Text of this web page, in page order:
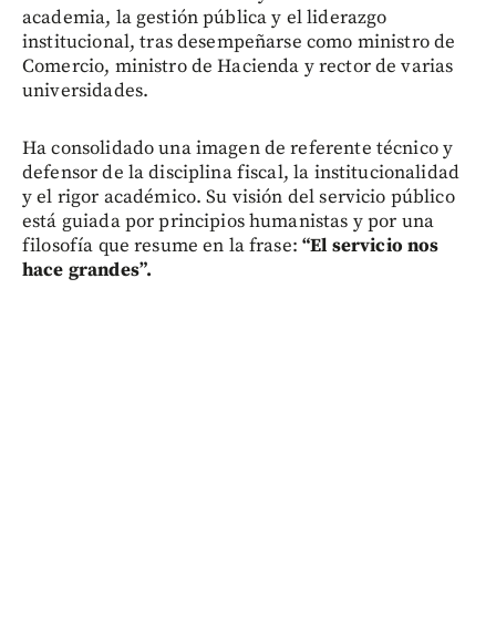
academia, la gestión pública y el liderazgo
institucional, tras desempeñarse como ministro de
Comercio, ministro de Hacienda y rector de varias
universidades.
Ha consolidado una imagen de referente técnico y
defensor de la disciplina fiscal, la institucionalidad
y el rigor académico. Su visión del servicio público
está guiada por principios humanistas y por una
filosofía que resume en la frase:“El servicio nos
hace grandes”.